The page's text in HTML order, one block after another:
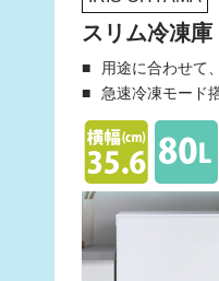
スリム冷凍
用途に合わせて
急速冷凍モード